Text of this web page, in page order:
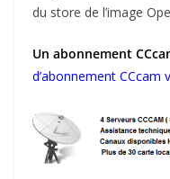
du store de l’image
Un abonnement
d’abonnement